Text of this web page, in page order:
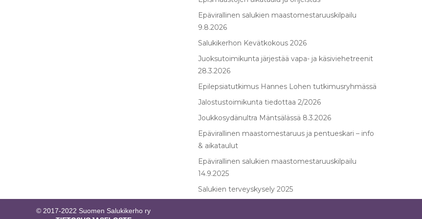
Epävirallinen salukien maastomestaruuskilpailu
9.8.2026
Salukikerhon Kevätkokous 2026
Juoksutoimikunta järjestää vapa- ja käsiviehetreenit
28.3.2026
Epilepsiatutkimus Hannes Lohen tutkimusryhmässä
Jalostustoimikunta tiedottaa 2/2026
Joukkosydänultra Mäntsälässä 8.3.2026
Epävirallinen maastomestaruus ja pentueskari – info
& aikataulut
Epävirallinen salukien maastomestaruuskilpailu
14.9.2025
Salukien terveyskysely 2025
© 2017-2022 Suomen Salukikerho ry